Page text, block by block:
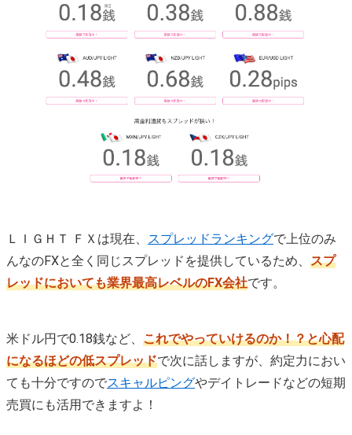
ＬＩＧＨＴ ＦＸは現在、 スプレッドランキングで上位のみ
んなのFXと全く同じスプレッドを提供しているため、 スプ
レッドにおいても業界最高レベルのFX会社です。
米ドル円で0.18銭など、 これでやっていけるのか！？と心配
になるほどの低スプレッドで次に話しますが、約定力におい
ても十分ですのでスキャルピングやデイトレードなどの短期
売買にも活用できますよ！